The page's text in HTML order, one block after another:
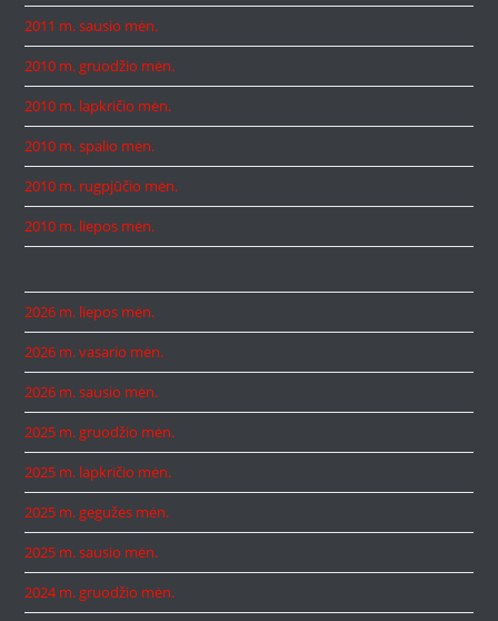
2011 m. sausio mėn.
2010 m. gruodžio mėn.
2010 m. lapkričio mėn.
2010 m. spalio mėn.
2010 m. rugpjūčio mėn.
2010 m. liepos mėn.
2026 m. liepos mėn.
2026 m. vasario mėn.
2026 m. sausio mėn.
2025 m. gruodžio mėn.
2025 m. lapkričio mėn.
2025 m. gegužės mėn.
2025 m. sausio mėn.
2024 m. gruodžio mėn.